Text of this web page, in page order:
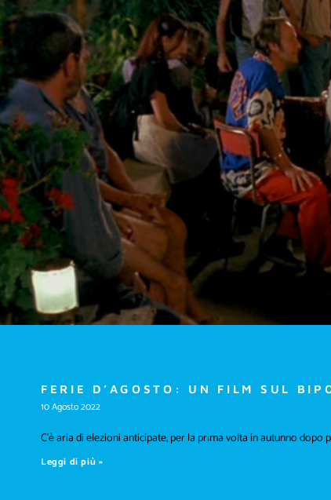
FERIE D’AGOSTO: UN FILM SUL
10 Agosto 2022
C’è aria di elezioni anticipate, per la prima volta in autunno
Leggi di più »